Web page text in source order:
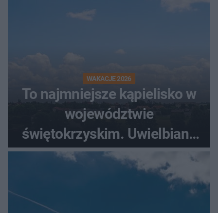
WAKACJE 2026
To najmniejsze kąpielisko w
województwie
świętokrzyskim. Uwielbiany
przez wędkarzy i turystów